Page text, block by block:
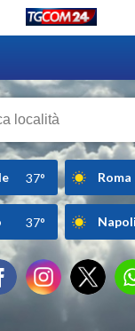
37° Roma
37° Napoli